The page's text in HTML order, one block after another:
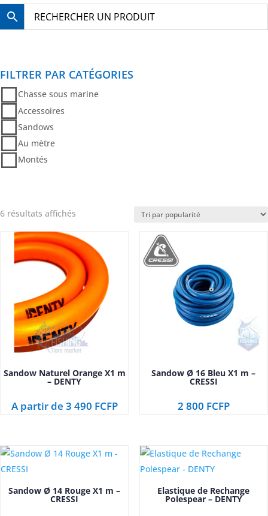
FILTRER PAR CATÉGORIES
Chasse sous marine
Accessoires
Sandows
Au mètre
Montés
6 résultats affichés
popularité
Sandow Naturel Orange X1 m
– DENTY
A partir de 3 490 FCFP
Sandow Ø 16 Bleu X1 m –
CRESSI
2 800 FCFP
Sandow Ø 14 Rouge X1 m –
CRESSI
Elastique de Rechange
Polespear – DENTY